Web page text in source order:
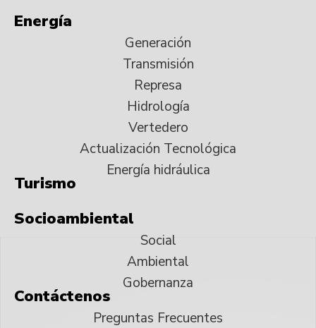
Energía
Generación
Transmisión
Represa
Hidrología
Vertedero
Actualización Tecnológica
Energía hidráulica
Turismo
Socioambiental
Social
Ambiental
Gobernanza
Contáctenos
Preguntas Frecuentes